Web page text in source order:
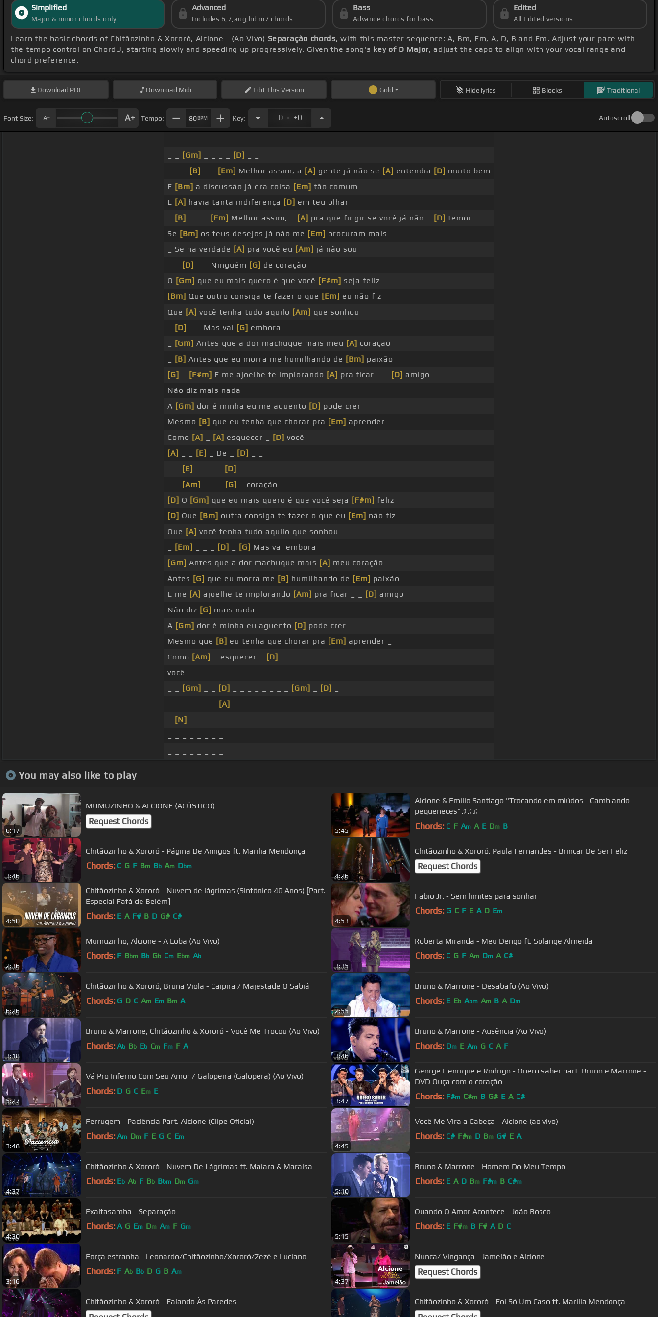
Simplified
Major & minor chords only
Advanced
Includes 6,7,aug,hdim7 chords
Bass
Advance chords for bass
Edited
All Edited versions
Learn the basic chords of Chitãozinho & Xororó, Alcione - (Ao Vivo) Separação chords, with this master sequence: A, Bm, Em, A, D, B and Em. Adjust your pace with
the tempo control on ChordU, starting slowly and speeding up progressively. Given the song's key of D Major, adjust the capo to align with your vocal range and
chord preference.
Download PDF Download Midi EditThis Version Gold Hide lyrics Blocks Traditional
Font Size: Tempo: 80BPM Key: D . +0 Autoscroll
[Gm] [D]
[B] [Em] Melhor assim, a [A] gente já não se [A] entendia [D] muito bem
E [Bm] a discussão já era coisa [Em] tão comum
E [A] havia tanta indiferença [D] em teu olhar
[B] [Em] Melhor assim, _ [A] pra que fingir se você já não _ [D] temor
Se [Bm] os teus desejos já não me [Em] procuram mais
_ Se na verdade [A] pra você eu [Am] já não sou
[D] _ _ Ninguém [G] de coração
O [Gm] que eu mais quero é que você [F#m] seja feliz
[Bm] Que outro consiga te fazer o que [Em] eu não fiz
Que [A] você tenha tudo aquilo [Am] que sonhou
[D] _ _ Mas vai [G] embora
[Gm] Antes que a dor machuque mais meu [A] coração
[B] Antes que eu morra me humilhando de [Bm] paixão
[G]
[F#m] E me ajoelhe te implorando [A] pra ficar _ _ [D] amigo
Não diz mais nada
A [Gm] dor é minha eu me aguento [D] pode crer
Mesmo [B] que eu tenha que chorar pra [Em] aprender
Como [A] [A] esquecer _ [D] você
[A]
[E] _ De _ [D]
[E] [D]
[Am] [G]
_ coração
[D] O [Gm] que eu mais quero é que você seja [F#m] feliz
[D] Que [Bm] outra consiga te fazer o que eu [Em] não fiz
Que [A] você tenha tudo aquilo que sonhou
[Em] [D] [G] Mas vai embora
[Gm] Antes que a dor machuque mais [A] meu coração
Antes [G] que eu morra me [B] humilhando de [Em] paixão
E me [A] ajoelhe te implorando [Am] pra ficar _ _ [D] amigo
Não diz [G] mais nada
A [Gm] dor é minha eu aguento [D] pode crer
Mesmo que [B] eu tenha que chorar pra [Em] aprender _
Como [Am] _ esquecer _ [D]
você
[Gm] [D] [Gm] [D]
[A]
[N]
You may also like to play
6:17
MUMUZINHO & ALCIONE (ACÚSTICO)
Request Chords
5:45
Alcione & Emilio Santiago "Trocando em miúdos - Cambiando
pequeñeces"♫♫♫
Chords: C F Am A E Dm B
3:46
Chitãozinho & Xororó - Página De Amigos ft. Marilia Mendonça
Chords: C G F Bm Bb Am Dbm
4:26
Chitãozinho & Xororó, Paula Fernandes - Brincar De Ser Feliz
Request Chords
4:50
Chitãozinho & Xororó - Nuvem de lágrimas (Sinfônico 40 Anos) [Part.
Especial Fafá de Belém]
Chords: E A F# B D G# C#
4:53
Fabio Jr. - Sem limites para sonhar
Chords: G C F E A D Em
2:36
Mumuzinho, Alcione - A Loba (Ao Vivo)
Chords: F Bbm Bb Gb Cm Ebm Ab
3:35
Roberta Miranda - Meu Dengo ft. Solange Almeida
Chords: C G F Am Dm A C#
6:26
Chitãozinho & Xororó, Bruna Viola - Caipira / Majestade O Sabiá
Chords: G D C Am Em Bm A
2:55
Bruno & Marrone - Desabafo (Ao Vivo)
Chords: E Eb Abm Am B A Dm
3:18
Bruno & Marrone, Chitãozinho & Xororó - Você Me Trocou (Ao Vivo)
Chords: Ab Bb Eb Cm Fm F A
3:46
Bruno & Marrone - Ausência (Ao Vivo)
Chords: Dm E Am G C A F
5:27
Vá Pro Inferno Com Seu Amor / Galopeira (Galopera) (Ao Vivo)
Chords: D G C Em E
3:47
George Henrique e Rodrigo - Quero saber part. Bruno e Marrone -
DVD Ouça com o coração
Chords: F#m C#m B G# E A C#
3:48
Ferrugem - Paciência Part. Alcione (Clipe Oficial)
Chords: Am Dm F E G C Em
4:45
Você Me Vira a Cabeça - Alcione (ao vivo)
Chords: C# F#m D Bm G# E A
4:37
Chitãozinho & Xororó - Nuvem De Lágrimas ft. Maiara & Maraisa
Chords: Eb Ab F Bb Bbm Dm Gm
5:10
Bruno & Marrone - Homem Do Meu Tempo
Chords: E A D Bm F#m B C#m
4:30
Exaltasamba - Separação
Chords: A G Em Dm Am F Gm
5:15
Quando O Amor Acontece - João Bosco
Chords: E F#m B F# A D C
3:16
Força estranha - Leonardo/Chitãozinho/Xororó/Zezé e Luciano
Chords: F Ab Bb D G B Am
4:37
Nunca/ Vingança - Jamelão e Alcione
Request Chords
Chitãozinho & Xororó - Falando Às Paredes Chitãozinho & Xororó - Foi Só Um Caso ft. Marilia Mendonça